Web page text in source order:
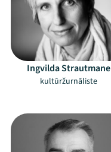
Ingvilda Strautmane
kultūržurnāliste